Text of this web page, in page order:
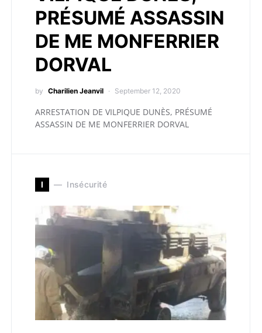
PRÉSUMÉ ASSASSIN
DE ME MONFERRIER
DORVAL
by Charilien Jeanvil September 12, 2020
ARRESTATION DE VILPIQUE DUNÈS, PRÉSUMÉ
ASSASSIN DE ME MONFERRIER DORVAL
I Insécurité